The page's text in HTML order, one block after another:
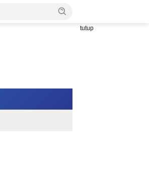
tutup